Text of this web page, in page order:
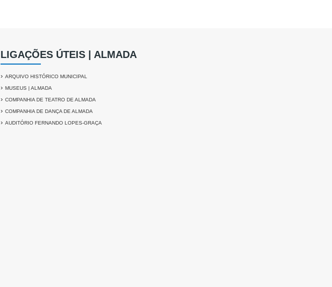
LIGAÇÕES ÚTEIS | ALMADA
› ARQUIVO HISTÓRICO MUNICIPAL
› MUSEUS | ALMADA
› COMPANHIA DE TEATRO DE ALMADA
› COMPANHIA DE DANÇA DE ALMADA
› AUDITÓRIO FERNANDO LOPES-GRAÇA